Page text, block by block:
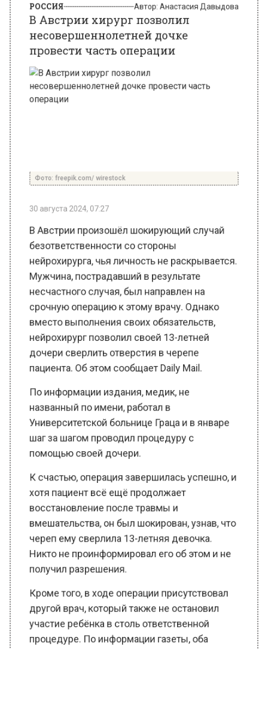
провести часть операции
30 августа 2024, 07:27
В Австрии произошёл шокирующий случай
нейрохирурга, чья личность не раскрывается.
Мужчина, пострадавший в результате
несчастного случая, был направлен на
срочную операцию к этому врачу. Однако
вместо выполнения своих обязательств,
нейрохирург позволил своей 13-летней
дочери сверлить отверстия в черепе
пациента. Об этом сообщает Daily Mail.
названный по имени, работал в
Университетской больнице Граца и в январе
шаг за шагом проводил процедуру с
помощью своей дочери.
К счастью, операция завершилась успешно, и
хотя пациент всё ещё продолжает
восстановление после травмы и
вмешательства, он был шокирован, узнав, что
череп ему сверлила 13-летняя девочка.
Никто не проинформировал его об этом и не
получил разрешения.
Кроме того, в ходе операции присутствовал
другой врач, который также не остановил
участие ребёнка в столь ответственной